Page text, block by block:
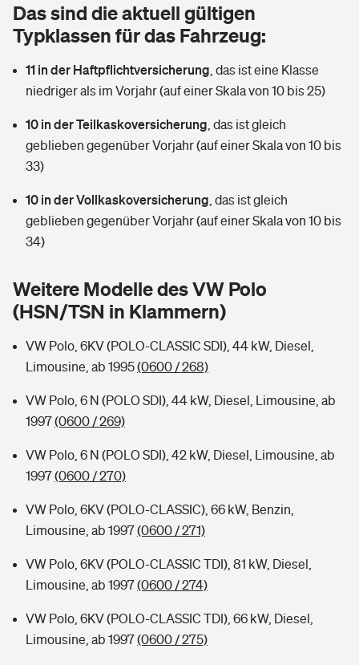
Tools
Wer versichert was: Jetzt Versicherer finden
Sie haben Fragen?
Glasversicherung
Mietkautionsversicherung
Restkreditversicherung
Tools
Hochwasser-Check: Wie gefährdet ist Ihr Haus?
Sie haben Fragen?
Kinderunfall­ver­si­che­rung
Kinderinvalidität
Reiseversicherung
Hundehalter-Haftpflicht
Handyversicherung
Private Cyberversicherung
Zur Übersicht
Kinderunfall-Check: Mehr Sicherheit für deine Kids
Typklassen: So ist Ihr Auto eingestuft
Sie haben Fragen?
Dread-Disease-Versicherung
Tierkrankenversicherung
Tools
Wer versichert was: Jetzt Versicherer finden
Rentenrechner: Wie viel Geld bekomme ich im Alter?
Das sind die aktuell gültigen
Typklassen für das Fahrzeug:
11 in der Haftpflichtversicherung das ist eine Klasse
niedriger als im Vorjahr (auf einer Skala von 10 bis 25)
10 in der Teilkaskoversicherung das ist gleich
geblieben gegenüber Vorjahr (auf einer Skala von 10 bis
33)
10 in der Vollkaskoversicherung das ist gleich
geblieben gegenüber Vorjahr (auf einer Skala von 10 bis
34)
Weitere Modelle des VW Polo
(HSN/TSN in Klammern)
VW Polo, 6KV (POLO-CLASSIC SDI), 44 kW, Diesel,
Limousine, ab 1995(0600 / 268)
VW Polo, 6 N (POLO SDI), 44 kW, Diesel, Limousine, ab
1997(0600 / 269)
VW Polo, 6 N (POLO SDI), 42 kW, Diesel, Limousine, ab
1997(0600 / 270)
VW Polo, 6KV (POLO-CLASSIC), 66 kW, Benzin,
Limousine, ab 1997(0600 / 271)
VW Polo, 6KV (POLO-CLASSIC TDI), 81 kW, Diesel,
Limousine, ab 1997(0600 / 274)
VW Polo, 6KV (POLO-CLASSIC TDI), 66 kW, Diesel,
Limousine, ab 1997(0600 / 275)